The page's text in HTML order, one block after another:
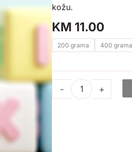
kožu.
KM 11.00
200 grama 400 grama
-
Mirišljava
za
kupanje
-
+